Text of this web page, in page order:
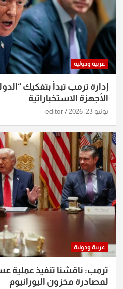
عربية ودولية
إدارة ترمب تبدأ بتفكيك
الأجهزة الاستخباراتية
يونيو 23, 2026 editor
عربية ودولية
ترمب: ناقشنا تنفيذ عملية
لمصادرة مخزون اليورانيوم